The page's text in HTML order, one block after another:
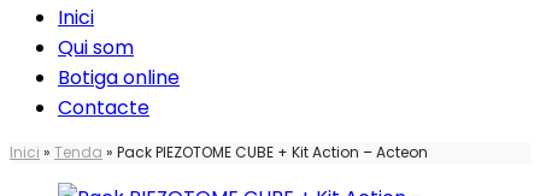
Inici
Qui som
Botiga online
Contacte
Inici » Tenda » Pack PIEZOTOME CUBE + Kit Action – Acteon